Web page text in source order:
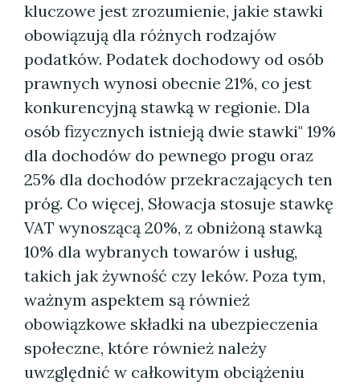
kluczowe jest zrozumienie, jakie stawki
obowiązują dla różnych rodzajów
podatków. Podatek dochodowy od osób
prawnych wynosi obecnie 21%, co jest
konkurencyjną stawką w regionie. Dla
osób fizycznych istnieją dwie stawki" 19%
dla dochodów do pewnego progu oraz
25% dla dochodów przekraczających ten
próg. Co więcej, Słowacja stosuje stawkę
VAT wynoszącą 20%, z obniżoną stawką
10% dla wybranych towarów i usług,
takich jak żywność czy leków. Poza tym,
ważnym aspektem są również
obowiązkowe składki na ubezpieczenia
społeczne, które również należy
uwzględnić w całkowitym obciążeniu